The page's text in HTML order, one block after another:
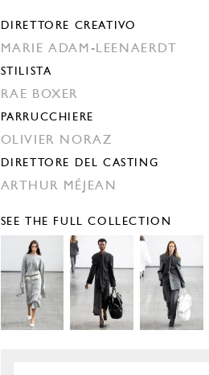
DIRETTORE CREATIVO
MARIE ADAM-LEENAERDT
STILISTA
RAE BOXER
PARRUCCHIERE
OLIVIER NORAZ
DIRETTORE DEL CASTING
ARTHUR MÉJEAN
SEE THE FULL COLLECTION